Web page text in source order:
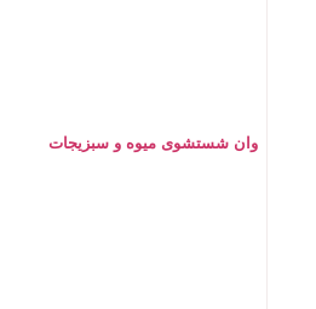
وان شستشوی میوه و سبزیجات